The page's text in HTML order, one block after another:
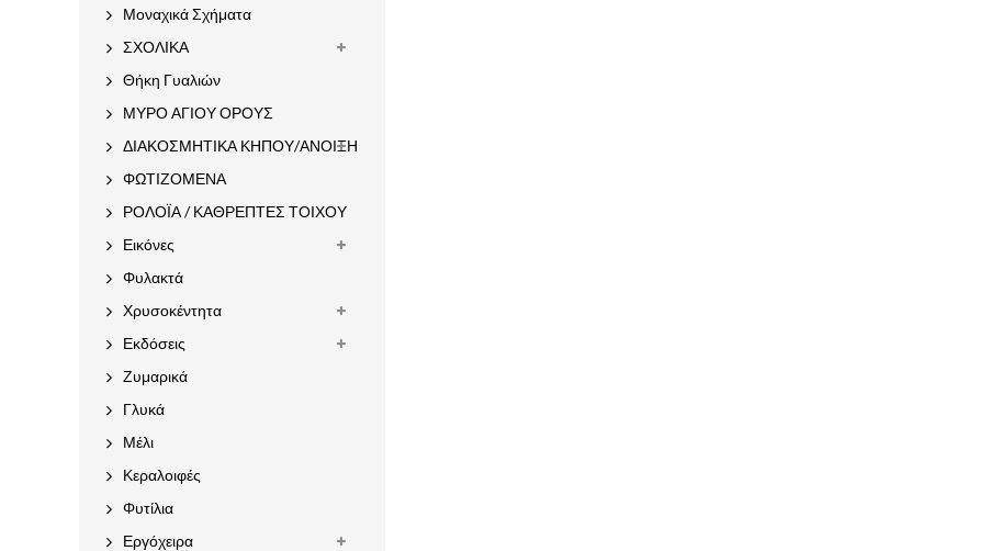
Μοναχικά Σχήματα
ΣΧΟΛΙΚΑ
Θήκη Γυαλιών
ΜΥΡΟ ΑΓΙΟΥ ΟΡΟΥΣ
ΔΙΑΚΟΣΜΗΤΙΚΑ ΚΗΠΟΥ/ΑΝΟΙΞΗ
ΦΩΤΙΖΟΜΕΝΑ
ΡΟΛΟΪΑ / ΚΑΘΡΕΠΤΕΣ ΤΟΙΧΟΥ
Εικόνες
Φυλακτά
Χρυσοκέντητα
Εκδόσεις
Ζυμαρικά
Γλυκά
Μέλι
Κεραλοιφές
Φυτίλια
Εργόχειρα